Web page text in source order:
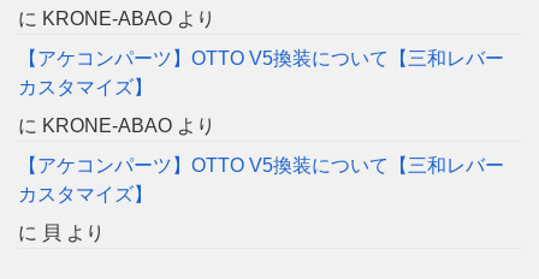
に KRONE-ABAO より
【アケコンパーツ】OTTO V5換装について【三和レバー
カスタマイズ】
に KRONE-ABAO より
【アケコンパーツ】OTTO V5換装について【三和レバー
カスタマイズ】
に 貝 より